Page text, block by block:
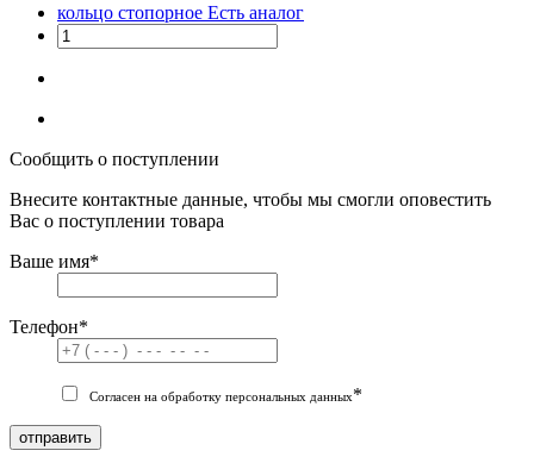
кольцо стопорное Есть аналог
Сообщить о поступлении
Внесите контактные данные, чтобы мы смогли оповестить
Вас о поступлении товара
Ваше имя*
Телефон*
Согласен на обработку персональных данных*
отправить